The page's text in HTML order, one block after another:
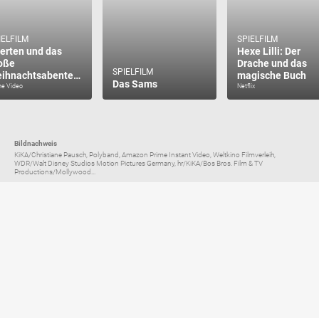
und das
Weihnachtsabenteuer
Video
SPIELFILM
Das Sams
SPIELFILM
Hexe Lilli: Der
Drache und das
magische Buch
Netflix
Bildnachweis
KiKA/Christiane Pausch, Polyband, Amazon Prime Instant Video, Weltkino Filmverleih,
WDR/Walt Disney Studios Motion Pictures Germany, hr/KiKA/Bos Bros. Film & TV
Productions/Mollywood...